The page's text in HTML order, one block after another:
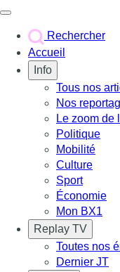
Rechercher
Accueil
Info
Tous nos
Nos
Le zoom de
Politique
Mobilité
Culture
Sport
Économie
Mon BX1
Replay TV
Toutes nos
Dernier JT